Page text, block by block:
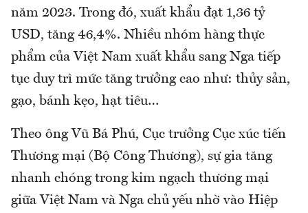
năm 2023. Trong đó, xuất khẩu đạt 1,36 tỷ
USD, tăng 46,4%. Nhiều nhóm hàng thực
phẩm của Việt Nam xuất khẩu sang Nga tiếp
tục duy trì mức tăng trưởng cao như: thủy sản,
gạo, bánh kẹo, hạt tiêu…
Theo ông Vũ Bá Phú, Cục trưởng Cục xúc tiến
Thương mại (Bộ Công Thương), sự gia tăng
nhanh chóng trong kim ngạch thương mại
giữa Việt Nam và Nga chủ yếu nhờ vào Hiệp